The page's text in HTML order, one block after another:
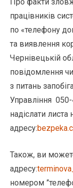
працівників
по «телефону
та виявлення
Чернівецькій
повідомлення
з питань
Управління
надіслати листа
адресу:
Також, ви
адресу:
номером